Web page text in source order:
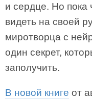
и сердце. Но пока
видеть на своей
миротворца с
один секрет,
заполучить.
В новой книге от